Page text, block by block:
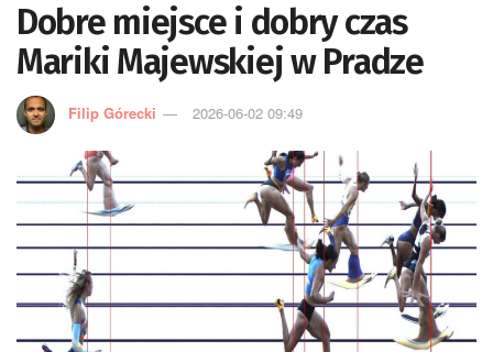
Dobre miejsce i dobry czas
Mariki Majewskiej w Pradze
Filip Górecki 2026-06-02 09:49